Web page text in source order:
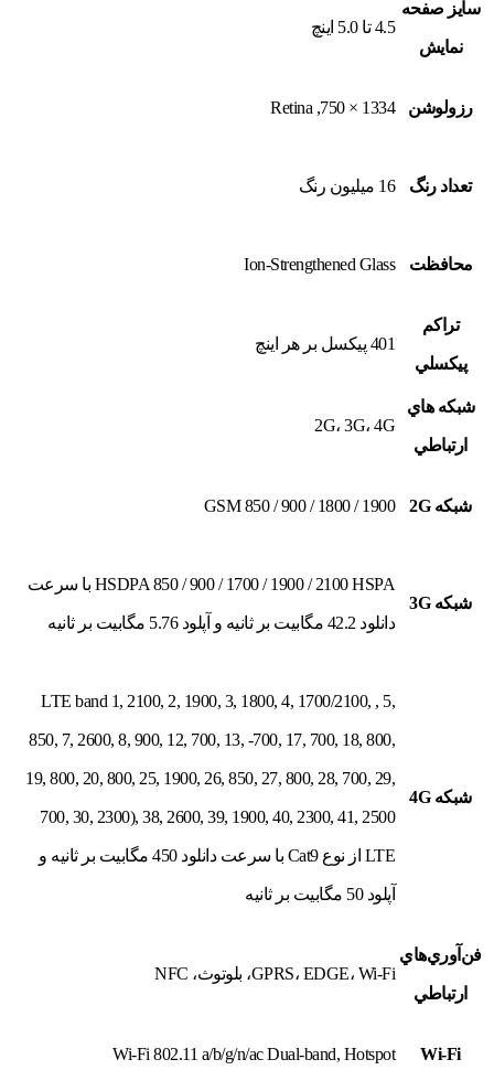
سايز صفحه
نمايش
4.5 تا 5.0 اينچ
رزولوشن 1334 × 750, Retina
تعداد رنگ 16 ميليون رنگ
محافظت Ion-Strengthened Glass
تراکم
پيکسلي
401 پيکسل بر هر اينچ
شبکه هاي
ارتباطي
2G، 3G، 4G
شبکه 2G GSM 850 / 900 / 1800 / 1900
شبکه 3G
HSDPA 850 / 900 / 1700 / 1900 / 2100 HSPA با سرعت
دانلود 42.2 مگابیت بر ثانیه و آپلود 5.76 مگابیت بر ثانیه
شبکه 4G
LTE band 1, 2100, 2, 1900, 3, 1800, 4, 1700/2100, , 5,
850, 7, 2600, 8, 900, 12, 700, 13, -700, 17, 700, 18, 800,
19, 800, 20, 800, 25, 1900, 26, 850, 27, 800, 28, 700, 29,
700, 30, 2300), 38, 2600, 39, 1900, 40, 2300, 41, 2500
LTE از نوع Cat9 با سرعت دانلود 450 مگابیت بر ثانیه و
آپلود 50 مگابیت بر ثانیه
فن‌آوري‌هاي
ارتباطي
GPRS، EDGE، Wi-Fi، بلوتوث، NFC
Wi-Fi
Wi-Fi 802.11 a/b/g/n/ac Dual-band, Hotspot